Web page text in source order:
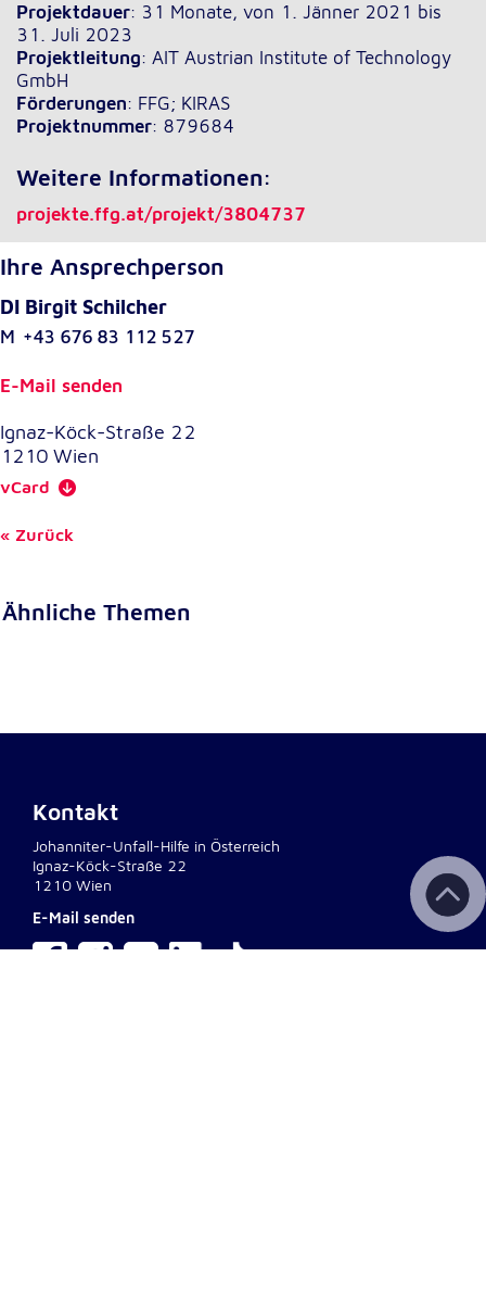
Projektdauer: 31 Monate, von 1. Jänner 2021 bis
31. Juli 2023
Projektleitung: AIT Austrian Institute of Technology
GmbH
Förderungen: FFG; KIRAS
Projektnummer: 879684
Weitere Informationen:
projekte.ffg.at/projekt/3804737
Ihre Ansprechperson
DI Birgit Schilcher
M +43 676 83 112 527
E-Mail senden
Ignaz-Köck-Straße 22
1210 Wien
vCard
Zurück
Ähnliche Themen
Kontakt
Johanniter-Unfall-Hilfe in Österreich
Ignaz-Köck-Straße 22
1210 Wien
E-Mail senden